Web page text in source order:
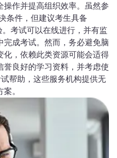
作并提高组织效率。虽然参
条件，但建议考生具备
考试可以在线进行，并有监
成考试。然而，务必避免脑
化，依赖此类资源可能会适得
良好的学习资料，并考虑使
帮助，这些服务机构提供无
。